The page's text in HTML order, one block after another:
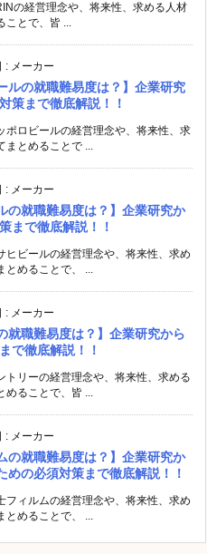
の経営理念や、将来性、求める人材
ことで、皆 ...
: メーカー
ルの就職難易度は？】企業研究
策まで徹底解説！！
ポロビールの経営理念や、将来性、求
まとめることで ...
: メーカー
の就職難易度は？】企業研究か
まで徹底解説！！
ヒビールの経営理念や、将来性、求め
とめることで、 ...
: メーカー
就職難易度は？】企業研究から
で徹底解説！！
トリーの経営理念や、将来性、求める
めることで、皆 ...
: メーカー
の就職難易度は？】企業研究か
めの必須対策まで徹底解説！！
フィルムの経営理念や、将来性、求め
とめることで、 ...